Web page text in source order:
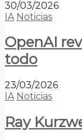
30/03/2026
IA Noticias
OpenAI
todo
23/03/2026
IA Noticias
Ray